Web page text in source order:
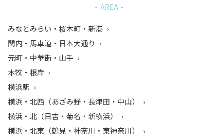
AREA
みなとみらい・桜木町・新港
関内・馬車道・日本大通り
元町・中華街・山手
本牧・根岸
横浜駅
横浜・北西（あざみ野・長津田・中山）
横浜・北（日吉・菊名・新横浜）
横浜・北東（鶴見・神奈川・東神奈川）